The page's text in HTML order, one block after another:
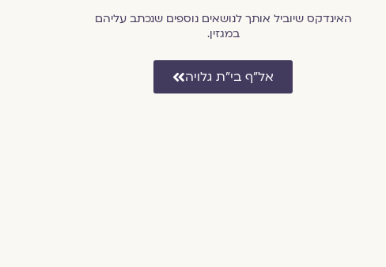
האינדקס שיוביל אותך לנושאים נוספים שנכתב עליהם
במגזין.
אל״ף בי״ת גלויה